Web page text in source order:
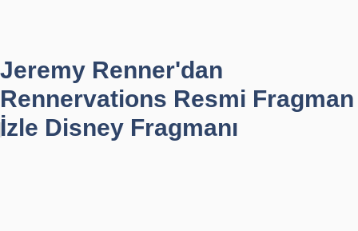
Jeremy Renner'dan
Rennervations Resmi Fragman
İzle Disney Fragmanı